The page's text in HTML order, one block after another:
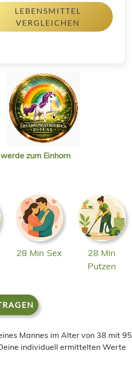
LEBENSMITTEL
VERGLEICHEN
werde zum Einhorn
28 Min Sex
28 Min
Putzen
Mannes im Alter von 38 mit 95
individuell ermittelten Werte